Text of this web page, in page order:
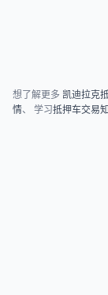
想了解更多 凯迪拉克
情、 学习抵押车交易